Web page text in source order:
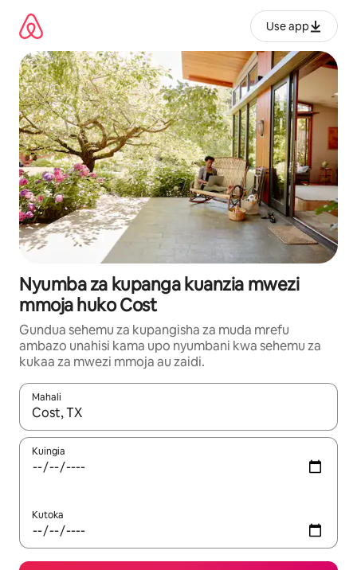
kwenda
kwenye
maudhui
Use app
Nyumba za kupanga kuanzia mwezi
mmoja huko Cost
Gundua sehemu za kupangisha za muda mrefu
ambazo unahisi kama upo nyumbani kwa sehemu za
kukaa za mwezi mmoja au zaidi.
Mahali
Wakati matokeo yanapatikana, vinjari kwa kutumia vitufe vya
Kuingia
Kutoka